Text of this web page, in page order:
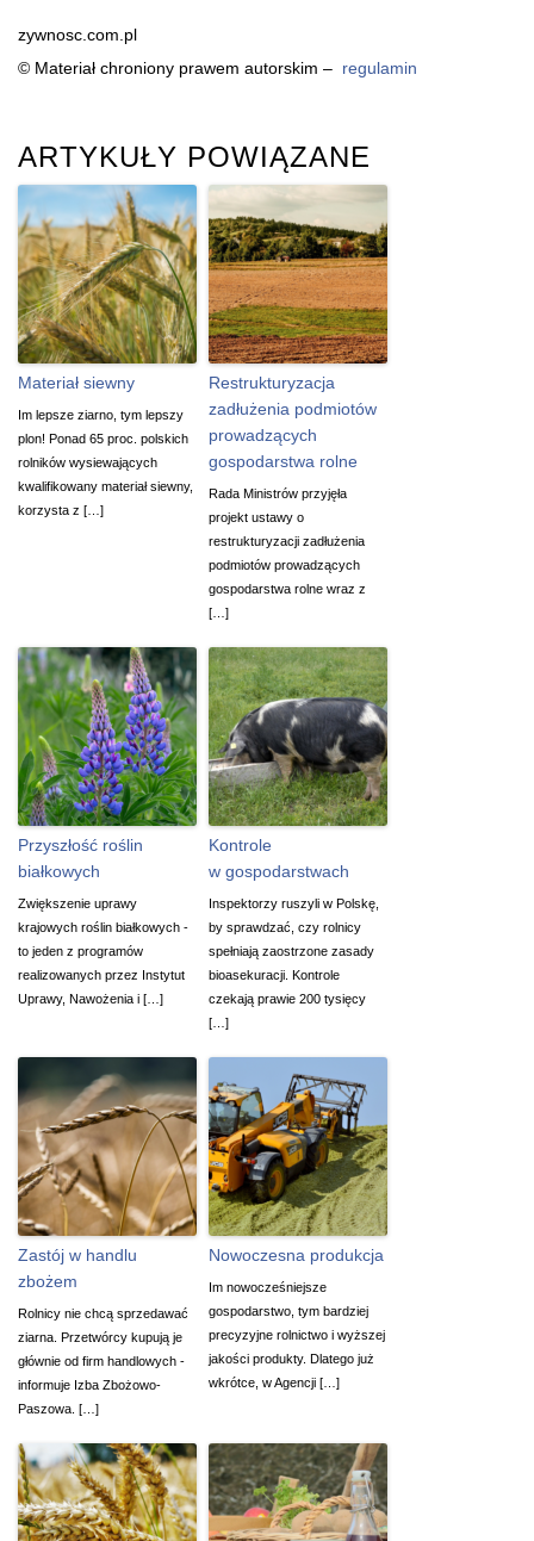
zywnosc.com.pl
© Materiał chroniony prawem autorskim – regulamin
ARTYKUŁY POWIĄZANE
Materiał siewny
Im lepsze ziarno, tym lepszy
plon! Ponad 65 proc. polskich
rolników wysiewających
kwalifikowany materiał siewny,
korzysta z […]
Restrukturyzacja
zadłużenia podmiotów
prowadzących
gospodarstwa rolne
Rada Ministrów przyjęła
projekt ustawy o
restrukturyzacji zadłużenia
podmiotów prowadzących
gospodarstwa rolne wraz z
[…]
Przyszłość roślin
białkowych
Zwiększenie uprawy
krajowych roślin białkowych -
to jeden z programów
realizowanych przez Instytut
Uprawy, Nawożenia i […]
Kontrole
w gospodarstwach
Inspektorzy ruszyli w Polskę,
by sprawdzać, czy rolnicy
spełniają zaostrzone zasady
bioasekuracji. Kontrole
czekają prawie 200 tysięcy
[…]
Zastój w handlu
zbożem
Rolnicy nie chcą sprzedawać
ziarna. Przetwórcy kupują je
głównie od firm handlowych -
informuje Izba Zbożowo-
Paszowa. […]
Nowoczesna produkcja
Im nowocześniejsze
gospodarstwo, tym bardziej
precyzyjne rolnictwo i wyższej
jakości produkty. Dlatego już
wkrótce, w Agencji […]